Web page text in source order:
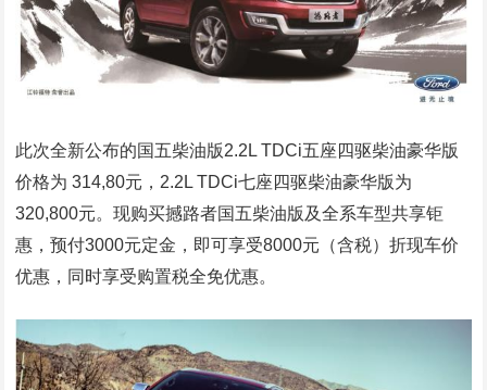
此次全新公布的国五柴油版2.2L TDCi五座四驱柴油豪华版
价格为 314,80元，2.2L TDCi七座四驱柴油豪华版为
320,800元。现购买撼路者国五柴油版及全系车型共享钜
惠，预付3000元定金，即可享受8000元（含税）折现车价
优惠，同时享受购置税全免优惠。